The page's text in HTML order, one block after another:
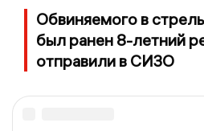
Обвиняемого в
был ранен 8-летний
отправили в СИЗО